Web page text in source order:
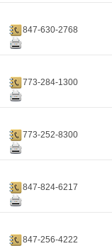
847-630-2768
773-284-1300
773-252-8300
847-824-6217
847-256-4222